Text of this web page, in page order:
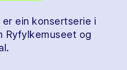
er ein konsertserie i
Ryfylkemuseet og